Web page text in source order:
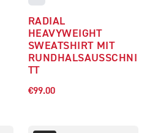
RADIAL
HEAVYWEIGHT
SWEATSHIRT MIT
RUNDHALSAUSSCHNI
TT
€99.00